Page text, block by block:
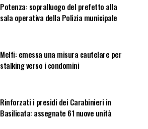
Potenza: sopralluogo del prefetto alla
sala operativa della Polizia municipale
Melfi: emessa una misura cautelare per
stalking verso i condomini
Rinforzati i presidi dei Carabinieri in
Basilicata: assegnate 61 nuove unità